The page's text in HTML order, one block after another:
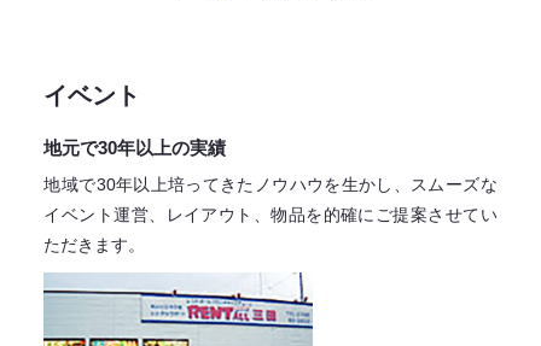
イベント
地元で30年以上の実績
地域で30年以上培ってきたノウハウを生かし、スムーズな
イベント運営、レイアウト、物品を的確にご提案させてい
ただきます。